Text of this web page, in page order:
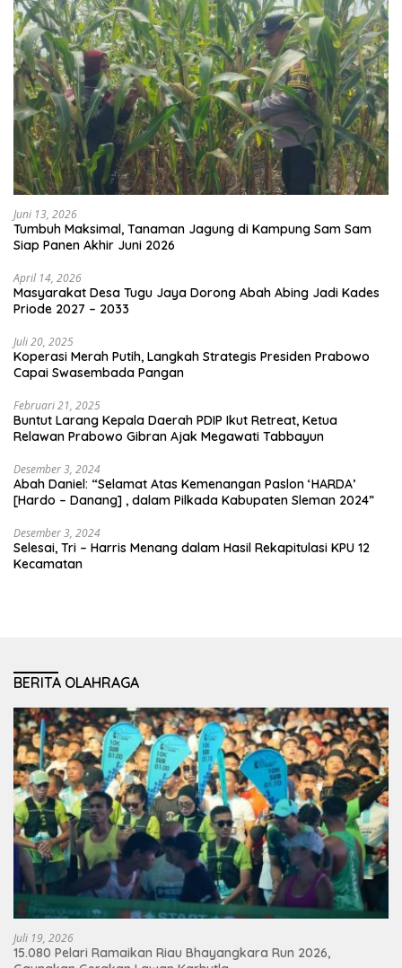
Juni 13, 2026
Tumbuh Maksimal, Tanaman Jagung di Kampung Sam Sam
Siap Panen Akhir Juni 2026
April 14, 2026
Masyarakat Desa Tugu Jaya Dorong Abah Abing Jadi Kades
Priode 2027 – 2033
Juli 20, 2025
Koperasi Merah Putih, Langkah Strategis Presiden Prabowo
Capai Swasembada Pangan
Februari 21, 2025
Buntut Larang Kepala Daerah PDIP Ikut Retreat, Ketua
Relawan Prabowo Gibran Ajak Megawati Tabbayun
Desember 3, 2024
Abah Daniel: “Selamat Atas Kemenangan Paslon ‘HARDA’
[Hardo – Danang] , dalam Pilkada Kabupaten Sleman 2024”
Desember 3, 2024
Selesai, Tri – Harris Menang dalam Hasil Rekapitulasi KPU 12
Kecamatan
BERITA OLAHRAGA
Juli 19, 2026
15.080 Pelari Ramaikan Riau Bhayangkara Run 2026,